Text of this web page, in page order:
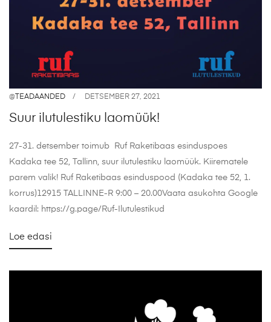
@ TEADAANDED DETSEMBER 27, 2021
Suur ilutulestiku laomüük!
27-31. detsember toimub Ruf Raketibaas esinduspoes
Kadaka tee 52, Tallinn, suur ilutulestiku laomüük. Kiirematele
parem valik! Ruf Raketibaas esinduspood (Kadaka tee 52, 1.
korrus)12915 TALLINNE-R 9:00 – 20.00Vaata asukohta Google
kaardil: https://g.page/Ruf-Ilutulestikud
Loe edasi